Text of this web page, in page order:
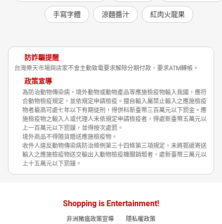
手寫字體 涼麵醬汁 紅肉火龍果
防詐騙提醒
台灣樂天市場與店家不會主動致電要求解除分期付款、要求ATM轉帳。
政策宣導
為防治動物傳染病，境外動物或動物產品等應施檢疫物輸入我國，應符
合動物檢疫規定，並依規定申請檢疫。擅自輸入屬禁止輸入之應施檢疫
物者最高可處七年以下有期徒刑，得併科新臺幣三百萬元以下罰金。應
施檢疫物之輸入人或代理人未依規定申請檢疫者，得處新臺幣五萬元以
上一百萬元以下罰鍰，並得按次處罰。
境外商品不得隨貨贈送應施檢疫物。
收件人違反動物傳染病防治條例第三十四條第三項規定，未將郵遞寄送
輸入之應施檢疫物送交輸出入動物檢疫機關銷燬者，處新臺幣三萬元以
上十五萬元以下罰鍰。
Shopping is Entertainment!
非洲豬瘟政策宣導 隱私權政策